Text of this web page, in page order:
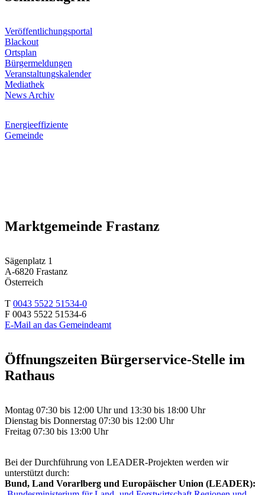
Veröffentlichungsportal
Blackout
Ortsplan
Bürgermeldungen
Veranstaltungskalender
Mediathek
News Archiv
Energieeffiziente
Gemeinde
Marktgemeinde Frastanz
Sägenplatz 1
A-6820 Frastanz
Österreich
T 0043 5522 51534-0
F 0043 5522 51534-6
E-Mail an das Gemeindeamt
Öffnungszeiten Bürgerservice-Stelle im
Rathaus
Montag 07:30 bis 12:00 Uhr und 13:30 bis 18:00 Uhr
Dienstag bis Donnerstag 07:30 bis 12:00 Uhr
Freitag 07:30 bis 13:00 Uhr
Bei der Durchführung von LEADER-Projekten werden wir
unterstützt durch:
Bund, Land Vorarlberg und Europäischer Union (LEADER):